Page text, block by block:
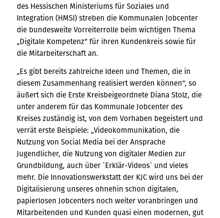
des Hessischen Ministeriums für Soziales und
Integration (HMSI) streben die Kommunalen Jobcenter
die bundesweite Vorreiterrolle beim wichtigen Thema
„Digitale Kompetenz“ für ihren Kundenkreis sowie für
die Mitarbeiterschaft an.
„Es gibt bereits zahlreiche Ideen und Themen, die in
diesem Zusammenhang realisiert werden können“, so
äußert sich die Erste Kreisbeigeordnete Diana Stolz, die
unter anderem für das Kommunale Jobcenter des
Kreises zuständig ist, von dem Vorhaben begeistert und
verrät erste Beispiele: „Videokommunikation, die
Nutzung von Social Media bei der Ansprache
Jugendlicher, die Nutzung von digitaler Medien zur
Grundbildung, auch über `Erklär-Videos` und vieles
mehr. Die Innovationswerkstatt der KJC wird uns bei der
Digitalisierung unseres ohnehin schon digitalen,
papierlosen Jobcenters noch weiter voranbringen und
Mitarbeitenden und Kunden quasi einen modernen, gut